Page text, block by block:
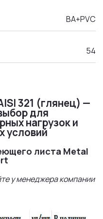
BA+PVC
54
321 (глянец) —
для
нагрузок и
условий
листа Metal
у менеджера компании